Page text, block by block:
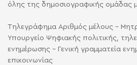
όλης της δημοσιογραφικής ομάδας
Τηλεγράφημα Αριθμός μέλους -
Υπουργείο Ψηφιακής πολιτικής,
ενημέρωσης - Γενική γραμματεία
επικοινωνίας